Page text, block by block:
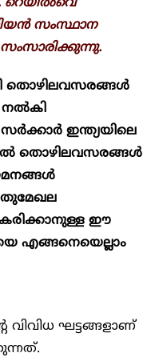
സംസ്ഥാന
തൊഴിലവസരങ്ങൾ
നൽകി
ഇന്ത്യയിലെ
തൊഴിലവസരങ്ങൾ
ഈ
എങ്ങനെയെല്ലാം
വിവിധ ഘട്ടങ്ങളാണ്